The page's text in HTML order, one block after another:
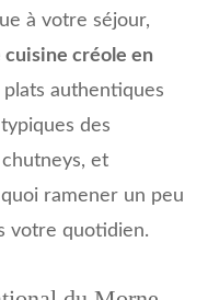
à votre séjour,
créole en
authentiques
des
et
ramener un peu
votre quotidien.